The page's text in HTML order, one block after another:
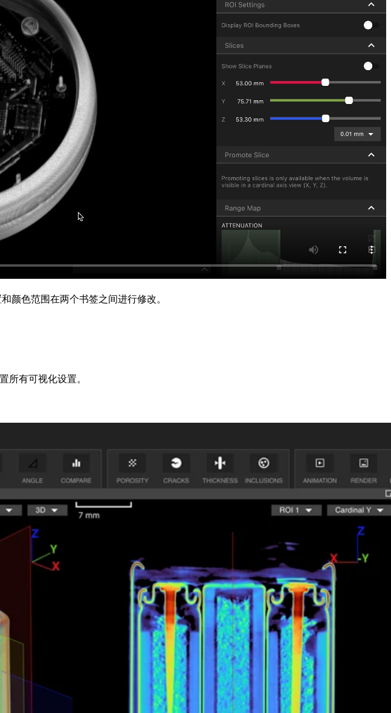
颜色范围在两个书签之间进行修改。
所有可视化设置。